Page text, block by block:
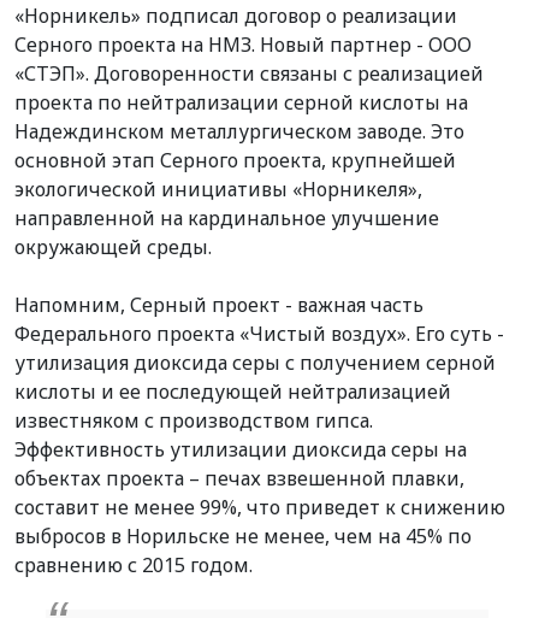
«Норникель» подписал договор о реализации
Серного проекта на НМЗ. Новый партнер - ООО
«СТЭП». Договоренности связаны с реализацией
проекта по нейтрализации серной кислоты на
Надеждинском металлургическом заводе. Это
основной этап Серного проекта, крупнейшей
экологической инициативы «Норникеля»,
направленной на кардинальное улучшение
окружающей среды.
Напомним, Серный проект - важная часть
Федерального проекта «Чистый воздух». Его суть -
утилизация диоксида серы с получением серной
кислоты и ее последующей нейтрализацией
известняком с производством гипса.
Эффективность утилизации диоксида серы на
объектах проекта – печах взвешенной плавки,
составит не менее 99%, что приведет к снижению
выбросов в Норильске не менее, чем на 45% по
сравнению с 2015 годом.